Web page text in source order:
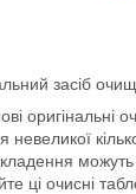
засіб
оригінальні
невеликої
ці очисні